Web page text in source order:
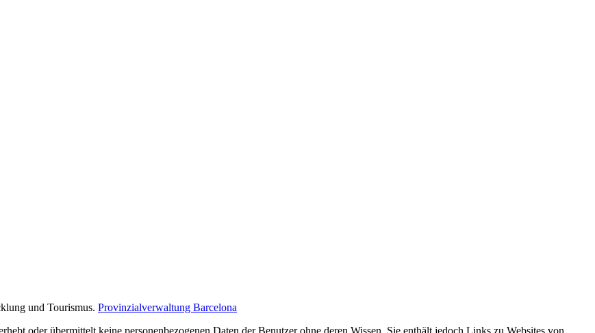
und Tourismus. Provinzialverwaltung Barcelona
oder übermittelt keine personenbezogenen Daten der Benutzer ohne deren Wissen. Sie enthält jedoch Links zu Websites von